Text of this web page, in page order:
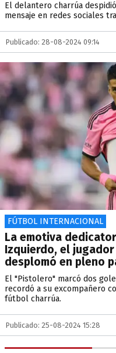
El delantero charrúa
mensaje en redes sociales
Publicado: 28-08-2024 09:14
FÚTBOL INTERNACIONAL
La emotiva
Izquierdo, el
desplomó en pleno
El "Pistolero" marcó dos
recordó a su excompañero
fútbol charrúa.
Publicado: 25-08-2024 15:28